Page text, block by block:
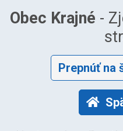
Obec Krajné -
Prepnúť na